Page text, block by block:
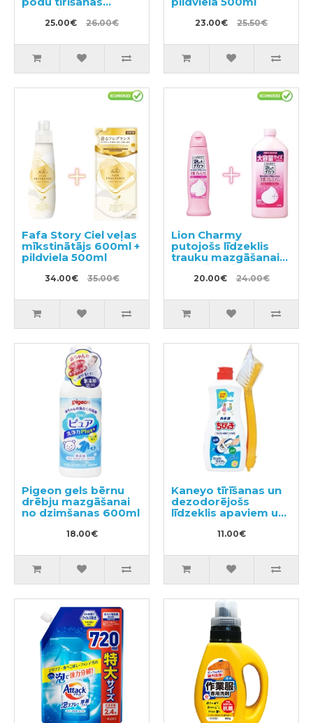
līdzeklis 400ml +
pildviela 350ml
25.00€ 26.00€ 23.00€ 25.50€
Fafa Story Ciel veļas
mīkstinātājs 600ml +
pildviela 500ml
34.00€ 35.00€
Lion Charmy
putojošs līdzeklis
trauku mazgāšanai
ar mežrozīšu
aromātu 240ml +
20.00€ 24.00€
Pigeon gels bērnu
drēbju mazgāšanai
no dzimšanas 600ml
18.00€
Kaneyo tīrīšanas un
dezodorējošs
līdzeklis apaviem un
11.00€